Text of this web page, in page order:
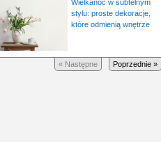
Wielkanoc w subtelnym
stylu: proste dekoracje,
które odmienią wnętrze
Poprzednie »
« Następne